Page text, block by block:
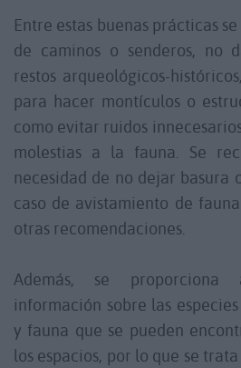
Entre estas buenas prácticas
de caminos o senderos, no
restos arqueológicos-
para hacer montículos o
como evitar ruidos
molestias a la fauna. Se
necesidad de no dejar basura
caso de avistamiento de
otras recomendaciones.
Además, se
información sobre las
y fauna que se pueden
los espacios, por lo que se